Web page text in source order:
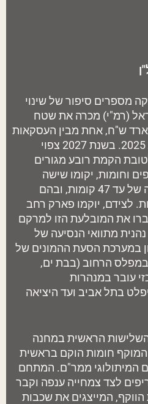
מספרים סיפור של שינוי
(רמ"י) מכרה את שטח
כ-1.2 מיליארד ש"ח, אחת מבין העסקאות
הגדולות, שחתמו את שנת 2025. בשנת 2027 צפוי
הקמת רובע מגורים
וחומות, יקומו שישה
מגדלים המתנשאים לגובה של עד 47 קומות, ובהם
חדשות. לצידם, יוקמו פארק רחב
את המובלעת הזו למרקם
מתוואי הנסיעה של
במערכת הסעת ההמונים של
במפלס הרחוב (בבת ים,
עובר במנהרות
בתל אביב ועד היציאה
יחידות השלישות הראשית במחנה
חומות הוקם בראשית
המיתולוגי ממר"ם. המתחם
לצד צמחייה ענפה וקבר
המייצגים את שכבות